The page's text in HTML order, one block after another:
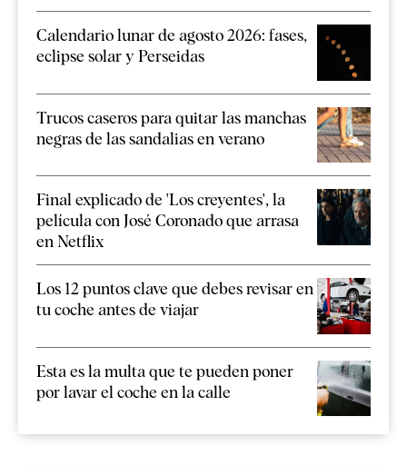
Calendario lunar de agosto 2026: fases,
eclipse solar y Perseidas
Trucos caseros para quitar las manchas
negras de las sandalias en verano
Final explicado de 'Los creyentes', la
película con José Coronado que arrasa
en Netflix
Los 12 puntos clave que debes revisar en
tu coche antes de viajar
Esta es la multa que te pueden poner
por lavar el coche en la calle